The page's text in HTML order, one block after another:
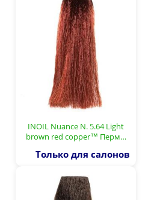
INOIL Nuance N. 5.64 Light
brown red copper™ Перм…
Только для салонов